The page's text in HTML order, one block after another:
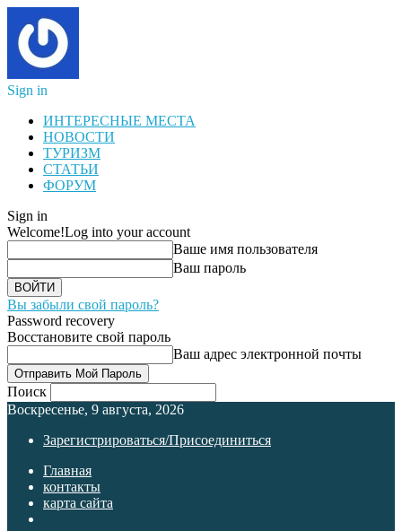
Sign in
ИНТЕРЕСНЫЕ МЕСТА
НОВОСТИ
ТУРИЗМ
СТАТЬИ
ФОРУМ
Sign in
Welcome!Log into your account
Ваше имя пользователя
Ваш пароль
Вы забыли свой пароль?
Password recovery
Восстановите свой пароль
Ваш адрес электронной почты
Поиск
Воскресенье, 9 августа, 2026
Зарегистрироваться/Присоединиться
Главная
контакты
карта сайта